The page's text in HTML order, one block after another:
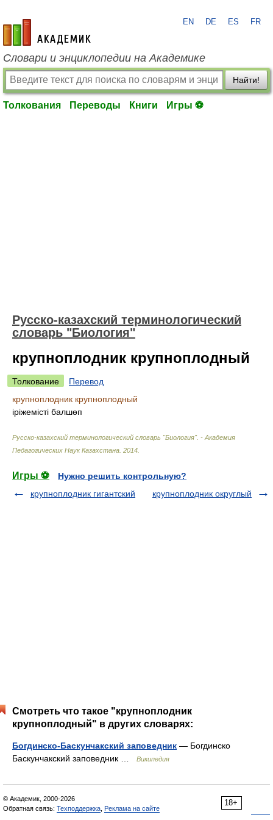
academic.ru
EN DE ES FR
Словари и энциклопедии на Академике
Найти!
Толкования Переводы Книги Игры ⚽
Русско-казахский терминологический
словарь "Биология"
крупноплодник крупноплодный
Толкование
Перевод
крупноплодник крупноплодный
іріжемісті балшөп
Русско-казахский терминологический словарь "Биология". - Академия
Педагогических Наук Казахстана 2014
Игры ⚽
Нужно решить контрольную?
крупноплодник гигантский
крупноплодник округлый
Смотреть что такое "крупноплодник
крупноплодный" в других словарях:
Богдинско-Баскунчакский заповедник — Богдинско
Баскунчакский заповедник …
Википедия
18+
© Академик, 2000-2026
Обратная связь: Техподдержка Реклама на сайте